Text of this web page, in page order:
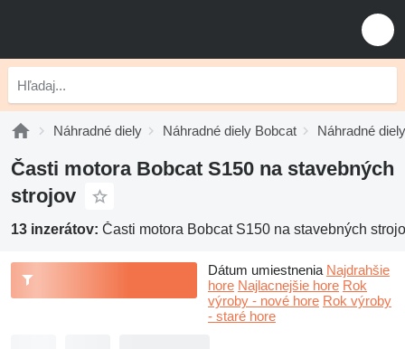
Náhradné diely Náhradné diely Bobcat Náhradné
Časti motora Bobcat S150 na stavebných
strojov
13 inzerátov: Časti motora Bobcat S150 na stavebných
Dátum umiestnenia Najdrahšie
hore Najlacnejšie hore Rok
výroby - nové hore Rok výroby
- staré hore